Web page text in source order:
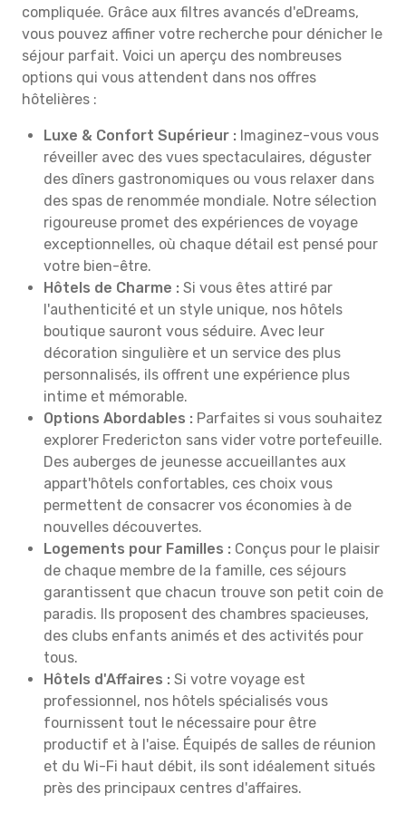
compliquée. Grâce aux filtres avancés d'eDreams,
vous pouvez affiner votre recherche pour dénicher le
séjour parfait. Voici un aperçu des nombreuses
options qui vous attendent dans nos offres
hôtelières :
Luxe & Confort Supérieur : Imaginez-vous vous
réveiller avec des vues spectaculaires, déguster
des dîners gastronomiques ou vous relaxer dans
des spas de renommée mondiale. Notre sélection
rigoureuse promet des expériences de voyage
exceptionnelles, où chaque détail est pensé pour
votre bien-être.
Hôtels de Charme : Si vous êtes attiré par
l'authenticité et un style unique, nos hôtels
boutique sauront vous séduire. Avec leur
décoration singulière et un service des plus
personnalisés, ils offrent une expérience plus
intime et mémorable.
Options Abordables : Parfaites si vous souhaitez
explorer Fredericton sans vider votre portefeuille.
Des auberges de jeunesse accueillantes aux
appart'hôtels confortables, ces choix vous
permettent de consacrer vos économies à de
nouvelles découvertes.
Logements pour Familles : Conçus pour le plaisir
de chaque membre de la famille, ces séjours
garantissent que chacun trouve son petit coin de
paradis. Ils proposent des chambres spacieuses,
des clubs enfants animés et des activités pour
tous.
Hôtels d'Affaires : Si votre voyage est
professionnel, nos hôtels spécialisés vous
fournissent tout le nécessaire pour être
productif et à l'aise. Équipés de salles de réunion
et du Wi-Fi haut débit, ils sont idéalement situés
près des principaux centres d'affaires.